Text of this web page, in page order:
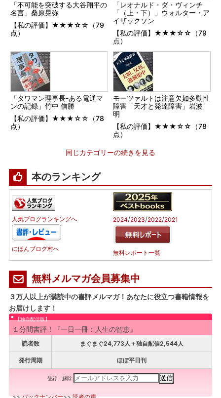
「不可能を突破する大谷翔平の
名言」桑原晃弥
【私の評価】★★★☆☆（79
点）
「レオナルド・ダ・ヴィンチ
「（上・下）」ウォルター・ア
イザックソン
【私の評価】★★★☆☆（79
点）
「タワマン理事長-ある電通マ
ンの記録」竹中 信勝
【私の評価】★★★☆☆（78
点）
モーツァルトは注意欠如多動性
障害「天才と発達障害」岩波
明
【私の評価】★★★☆☆（78
点）
同じカテゴリーの続きを見る
本のランキング
人気ブログランキングへ
にほんブログ村へ
2024/2023/2022/2021
無料レポート一覧
無料メルマガ会員募集中
３万人以上が購読中の書評メルマガ！あなたに役立つ書籍情報を
お届けします！
【独自配信版】
１分間書評！『一日一冊：人生の智恵』
読者数 まぐまぐ24,773人＋独自配信2,544人
発行周期 ほぼ平日刊
登録 解除